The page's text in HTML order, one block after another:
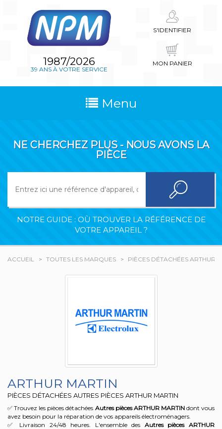
1987/2026
39 ANS À VOTRE SERVICE
S'IDENTIFIER
MON PANIER
Menu
NE CHERCHEZ PLUS - NOUS AVONS LA
PIÈCE
NOTRE GUIDE : OÙ TROUVER LA RÉFÉRENCE DE
VOTRE APPAREIL ?
ACCUEIL TOUTES LES MARQUES PIÈCES DÉTACHÉES ARTHUR
ARTHUR MARTIN
PIÈCES DÉTACHÉES AUTRES PIÈCES ARTHUR MARTIN
✅ Trouvez les pièces détachées Autres pièces ARTHUR MARTINdont vous
avez besoin pour la réparation de vos appareils électroménagers.
✅ Livraison 24/48 heures. L'ensemble des Autres pièces ARTHUR